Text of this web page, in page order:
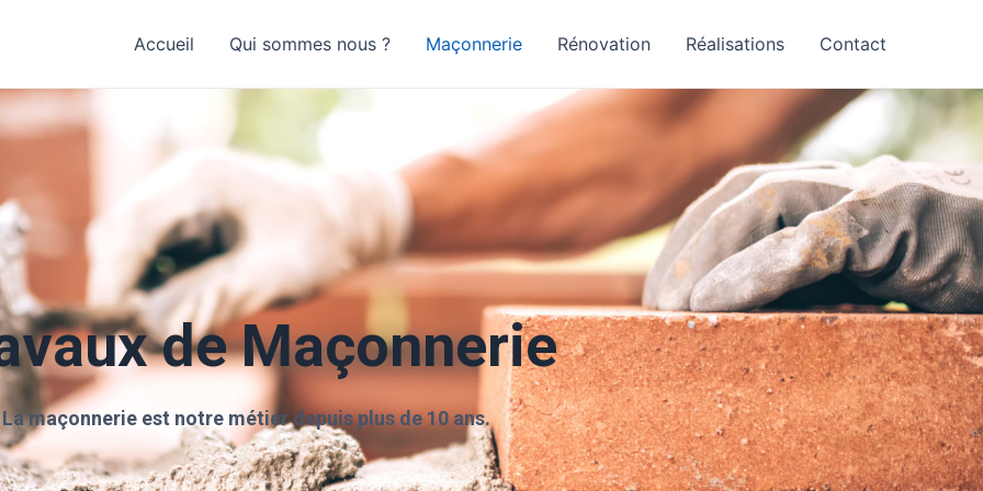
Accueil Qui sommes nous ? Maçonnerie Rénovation Réalisations Contact
de Maçonnerie
La maçonnerie est notre métier depuis plus de 10 ans.